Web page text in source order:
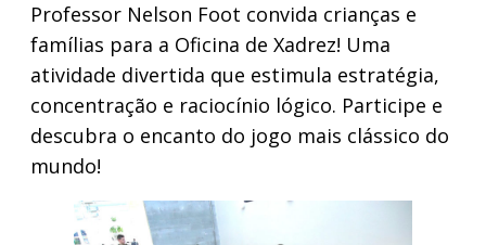
Professor Nelson Foot convida crianças e
famílias para a Oficina de Xadrez! Uma
atividade divertida que estimula estratégia,
concentração e raciocínio lógico. Participe e
descubra o encanto do jogo mais clássico do
mundo!